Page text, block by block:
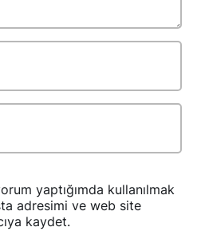
yaptığımda kullanılmak
adresimi ve web site
kaydet.